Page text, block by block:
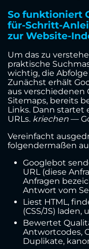
So funktioniert
für-Schritt-
zur Website-
Um das zu
praktische
wichtig, die
Zunächst erhält
aus verschiedenen
Sitemaps, bereits
Links. Dann startet
URLs. kriechen —
Vereinfacht
folgendermaßen
Googlebot
URL (diese
Anfragen
Antwort vom
Liest HTML,
(CSS/JS)
Bewertet
Antwortcodes,
Duplikate,